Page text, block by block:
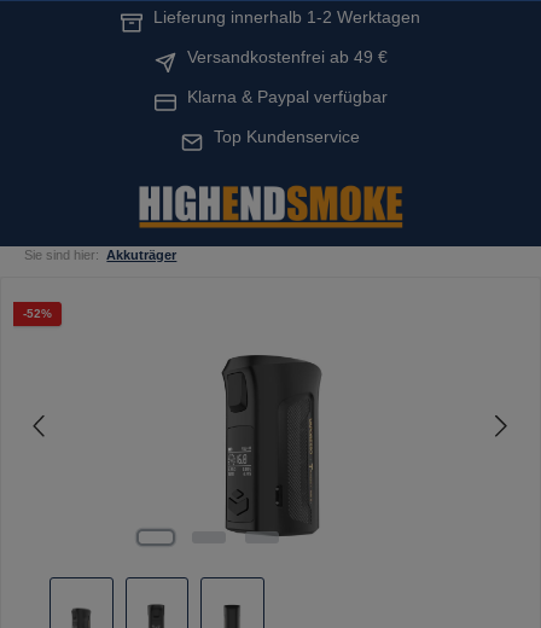
Lieferung innerhalb 1-2 Werktagen
Versandkostenfrei ab 49 €
Klarna & Paypal verfügbar
Top Kundenservice
Sie sind hier: Akkuträger
Bildergalerie überspringen
-52%Rabatt